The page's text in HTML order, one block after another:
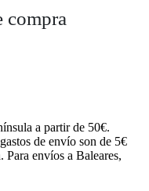
compra
a partir de 50€.
de envío son de 5€
Para envíos a Baleares,